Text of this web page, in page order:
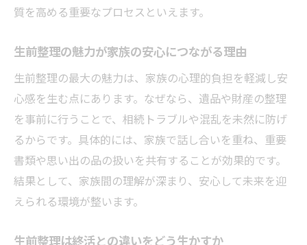
生前整理の進め方で家族の絆を深めるコツ
術
生前整理で家族に残す安心感と信頼関係の
築き方
自分らしい終活へ生前整理を始めよう
生前整理を通じて自分らしい終活を実現す
る
生前整理の進め方が描く未来への安心ステ
ップ
終活と生前整理の違いを理解して始める方
質を高める重要なプロセスといえます。
生前整理の魅力が家族の安心につながる理由
生前整理の最大の魅力は、家族の心理的負担を軽減し安
心感を生む点にあります。なぜなら、遺品や財産の整理
を事前に行うことで、相続トラブルや混乱を未然に防げ
るからです。具体的には、家族で話し合いを重ね、重要
書類や思い出の品の扱いを共有することが効果的です。
結果として、家族間の理解が深まり、安心して未来を迎
えられる環境が整います。
生前整理は終活との違いをどう生かすか